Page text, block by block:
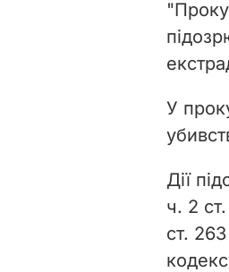
У
Дії
ч. 2
ст.